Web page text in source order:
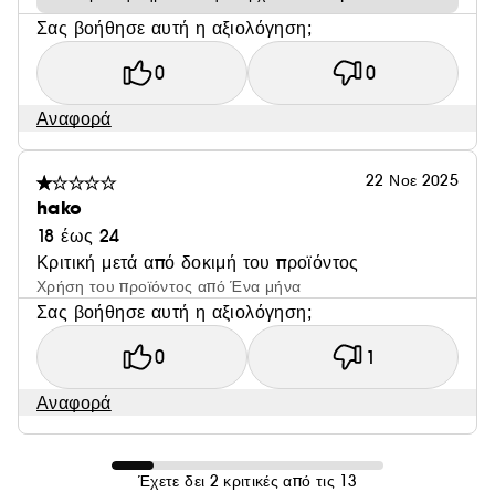
Σας βοήθησε αυτή η αξιολόγηση;
0 0
Αναφορά
22 Νοε 2025
hako
18 έως 24
Κριτική μετά από δοκιμή του προϊόντος
Χρήση του προϊόντος από Ένα μήνα
Σας βοήθησε αυτή η αξιολόγηση;
0 1
Αναφορά
Έχετε δει 2 κριτικές από τις 13